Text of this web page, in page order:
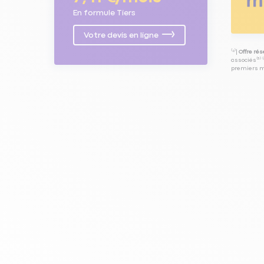
En formule Tiers
Votre devis en ligne
⁽⁴⁾| Offre
premiers